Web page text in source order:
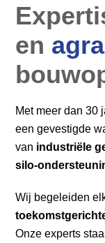
en
Met meer dan 30
een gevestigde
van industriële
silo-
Wij begeleiden
Onze experts